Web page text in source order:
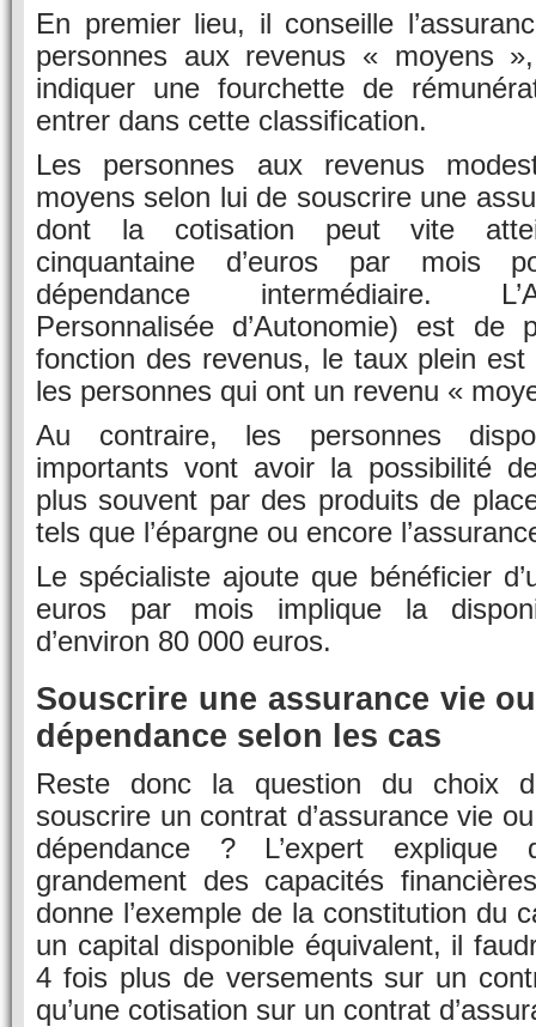
En premier lieu, il conseille
personnes aux revenus « moyens
indiquer une fourchette de
entrer dans cette classification.
Les personnes aux revenus
moyens selon lui de souscrire une
dont la cotisation peut vite
cinquantaine d’euros par mois
dépendance intermédiaire.
Personnalisée d’Autonomie) est de
fonction des revenus, le taux plein
les personnes qui ont un revenu «
Au contraire, les personnes
importants vont avoir la possibilité
plus souvent par des produits de
tels que l’épargne ou encore
Le spécialiste ajoute que bénéficier
euros par mois implique la
d’environ 80 000 euros.
Souscrire une assurance vie
dépendance selon les cas
Reste donc la question du choix
souscrire un contrat d’assurance vie
dépendance ? L’expert explique
grandement des capacités
donne l’exemple de la constitution du
un capital disponible équivalent, il
4 fois plus de versements sur un
qu’une cotisation sur un contrat